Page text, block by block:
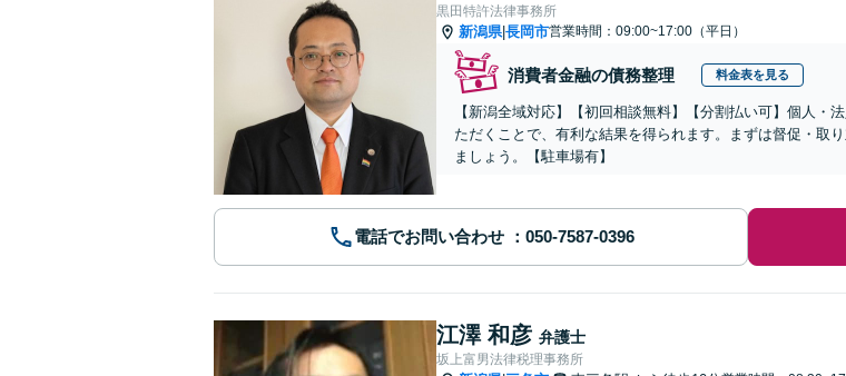
黒田特許法律事務所
新潟県|長岡市営業時間：09:00~17:00（平日）
消費者金融の債務整理 料金表を見る
【新潟全域対応】【初回相談無料】【分割払い可】個人
ただくことで、有利な結果を得られます。まずは督促・取
ましょう。【駐車場有】
電話でお問い合わせ
江澤 和彦 弁護士
坂上富男法律税理事務所